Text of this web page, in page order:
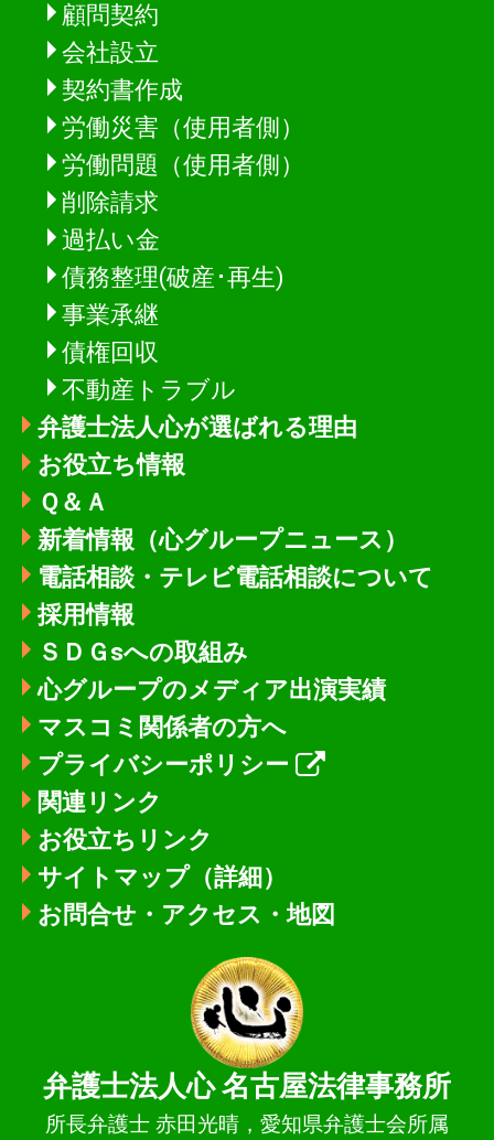
顧問契約
会社設立
契約書作成
労働災害（使用者側）
労働問題（使用者側）
削除請求
過払い金
債務整理(破産･再生)
事業承継
債権回収
不動産トラブル
弁護士法人心が選ばれる理由
お役立ち情報
Ｑ＆Ａ
新着情報 （心グループニュース）
電話相談・テレビ電話相談について
採用情報
ＳＤＧsへの取組み
心グループのメディア出演実績
マスコミ関係者の方へ
プライバシーポリシー
関連リンク
お役立ちリンク
サイトマップ（詳細）
お問合せ・アクセス・地図
弁護士法人心名古屋法律事務所
所長弁護士 赤田光晴，愛知県弁護士会所属